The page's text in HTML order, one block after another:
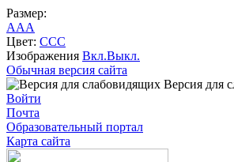
Размер:
AAA
Цвет: CCC
Изображения Вкл.Выкл.
Обычная версия сайта
Версия для
Войти
Почта
Образовательный портал
Карта сайта